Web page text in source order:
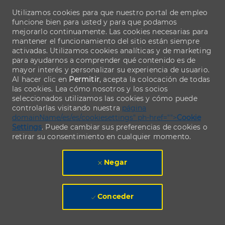
Utilizamos cookies para que nuestro portal de empleo
funcione bien para usted y para que podamos
mejorarlo continuamente. Las cookies necesarias para
mantener el funcionamiento del sitio están siempre
activadas. Utilizamos cookies analíticas y de marketing
para ayudarnos a comprender qué contenido es de
mayor interés y personalizar su experiencia de usuario.
Al hacer clic en Permitir, acepta la colocación de todas
las cookies. Lea cómo nosotros y los socios
seleccionados utilizamos las cookies y cómo puede
controlarlas visitando nuestra página
domainName/es/es/cookiesettings" ph-href="">Cookie
Settings. Puede cambiar sus preferencias de cookies o
retirar su consentimiento en cualquier momento.
Negar
Conceder